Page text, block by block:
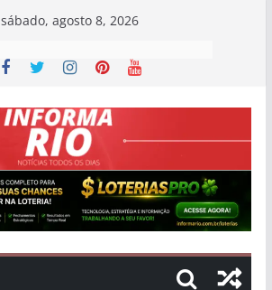
sábado, agosto 8, 2026